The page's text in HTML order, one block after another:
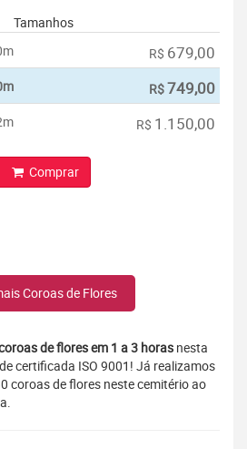
Tamanhos
R$ 679,00
R$749,00
R$ 1.150,00
Comprar
Coroas de Flores
de flores em 1 a 3 horas nesta
certificada ISO 9001! Já realizamos
coroas de flores neste cemitério ao